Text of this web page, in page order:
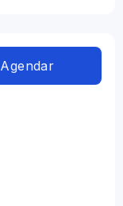
Agendar